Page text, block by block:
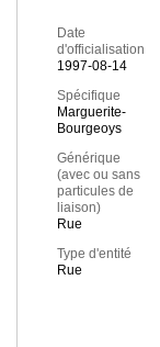
Date
d'officialisation
1997-08-14
Spécifique
Marguerite-
Bourgeoys
Générique
(avec ou sans
particules de
liaison)
Rue
Type d'entité
Rue